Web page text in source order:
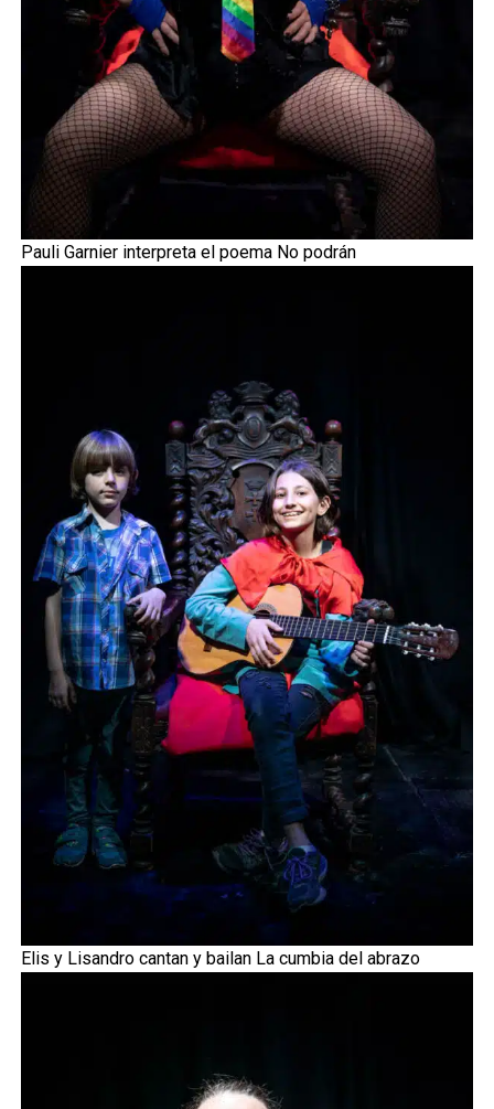
Pauli Garnier interpreta el poema No podrán
Elis y Lisandro cantan y bailan La cumbia del abrazo